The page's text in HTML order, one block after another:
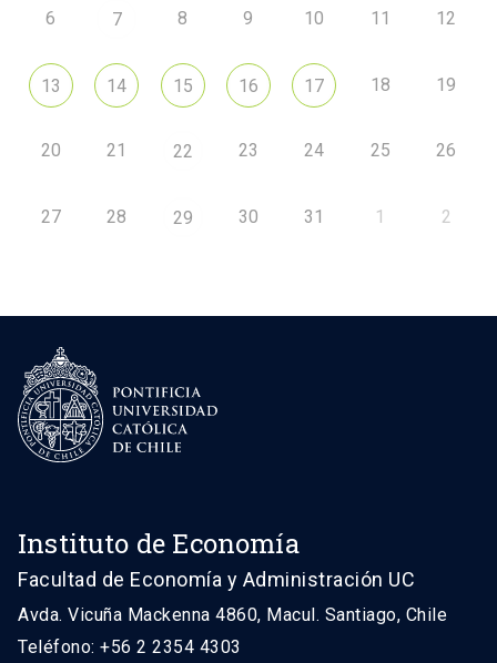
6 7 8 9 10 11 12
13 14 15 16 17 18 19
20 21 22 23 24 25 26
27 28 29 30 31 1 2
Instituto de Economía
Facultad de Economía y Administración UC
Avda. Vicuña Mackenna 4860, Macul. Santiago, Chile
Teléfono: +56 2 2354 4303